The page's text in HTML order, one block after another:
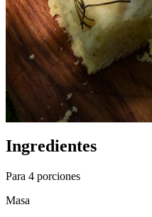
Ingredientes
Para 4 porciones
Masa